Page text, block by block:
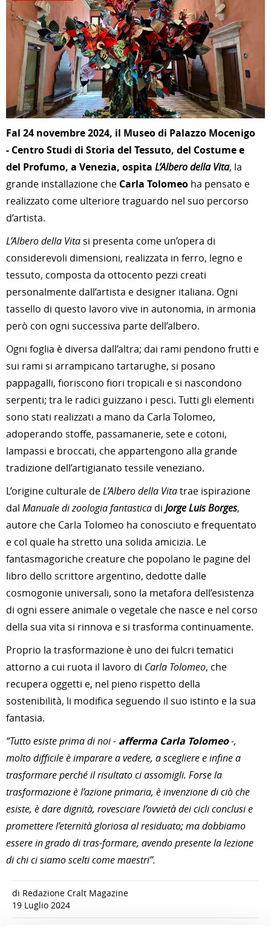
Fal 24 novembre 2024, il Museo di Palazzo Mocenigo
- Centro Studi di Storia del Tessuto, del Costume e
del Profumo, a Venezia, ospita L’Albero della Vita, la
grande installazione che Carla Tolomeo ha pensato e
realizzato come ulteriore traguardo nel suo percorso
d’artista.
L’Albero della Vitasi presenta come un’opera di
considerevoli dimensioni, realizzata in ferro, legno e
tessuto, composta da ottocento pezzi creati
personalmente dall’artista e designer italiana. Ogni
tassello di questo lavoro vive in autonomia, in armonia
però con ogni successiva parte dell’albero.
Ogni foglia è diversa dall’altra; dai rami pendono frutti e
sui rami si arrampicano tartarughe, si posano
pappagalli, fioriscono fiori tropicali e si nascondono
serpenti; tra le radici guizzano i pesci. Tutti gli elementi
sono stati realizzati a mano da Carla Tolomeo,
adoperando stoffe, passamanerie, sete e cotoni,
lampassi e broccati, che appartengono alla grande
tradizione dell’artigianato tessile veneziano.
L’origine culturale deL’Albero della Vitatrae ispirazione
dal Manuale di zoologia fantastica di Jorge Luis Borges,
autore che Carla Tolomeo ha conosciuto e frequentato
e col quale ha stretto una solida amicizia. Le
fantasmagoriche creature che popolano le pagine del
libro dello scrittore argentino, dedotte dalle
cosmogonie universali, sono la metafora dell’esistenza
di ogni essere animale o vegetale che nasce e nel corso
della sua vita si rinnova e si trasforma continuamente.
Proprio la trasformazione è uno dei fulcri tematici
attorno a cui ruota il lavoro di Carla Tolomeo, che
recupera oggetti e, nel pieno rispetto della
sostenibilità, li modifica seguendo il suo istinto e la sua
fantasia.
“Tutto esiste prima di noi - afferma Carla Tolomeo-,
molto difficile è imparare a vedere, a scegliere e infine a
trasformare perché il risultato ci assomigli. Forse la
trasformazione è l’azione primaria, è invenzione di ciò che
esiste, è dare dignità, rovesciare l’ovvietà dei cicli conclusi e
promettere l’eternità gloriosa al residuato; ma dobbiamo
essere in grado di tras-formare, avendo presente la lezione
di chi ci siamo scelti come maestri”.
di Redazione Cralt Magazine
19 Luglio 2024